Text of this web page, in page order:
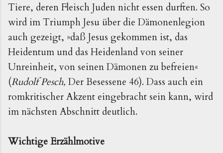
Tiere, deren Fleisch Juden nicht essen durften. So
wird im Triumph Jesu über die Dämonenlegion
auch gezeigt, »daß Jesus gekommen ist, das
Heidentum und das Heidenland von seiner
Unreinheit, von seinen Dämonen zu befreien«
(Rudolf Pesch, Der Besessene 46). Dass auch ein
romkritischer Akzent eingebracht sein kann, wird
im nächsten Abschnitt deutlich.
Wichtige Erzählmotive